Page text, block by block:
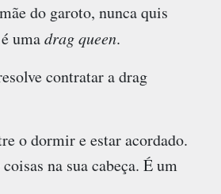
do garoto, nunca quis
umadrag queen.
contratar a drag
o dormir e estar acordado.
na sua cabeça. É um